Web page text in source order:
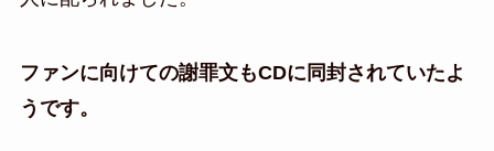
ファンに向けての謝罪文もCDに同封されていたよ
うです。